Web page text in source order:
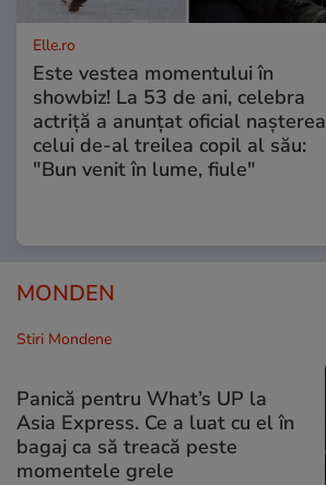
Elle.ro
Este vestea momentului în
showbiz! La 53 de ani, celebra
actriță a anunțat oficial nașterea
celui de-al treilea copil al său:
"Bun venit în lume, fiule"
MONDEN
Stiri Mondene
Panică pentru What’s UP la
Asia Express. Ce a luat cu el în
bagaj ca să treacă peste
momentele grele